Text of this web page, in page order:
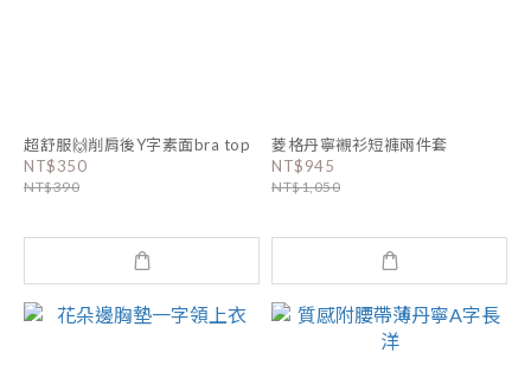
超舒服🙌削肩後Y字素面bra top
NT$350
NT$390
菱格丹寧襯衫短褲兩件套
NT$945
NT$1,050